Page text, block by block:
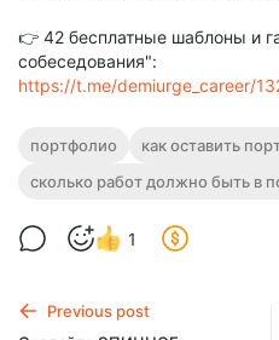
👉 42 бесплатные шаблоны и
собеседования":
https://t.me/demiurge_career/
портфолио
как оставить
сколько работ должно быть в
1
Previous post